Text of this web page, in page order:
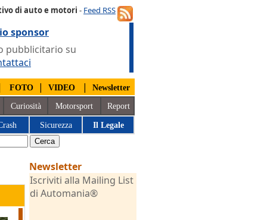
di auto e motori - Feed RSS
sponsor
pubblicitario su
FOTO | VIDEO | Newsletter
Curiosità Motorsport Report
Sicurezza Il Legale
Newsletter
Iscriviti alla Mailing List
di Automania®